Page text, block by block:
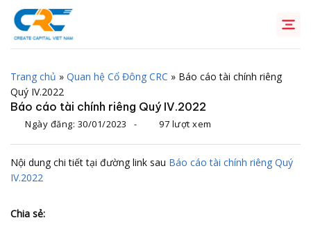
Chuyển
đến
dung
Trang chủ » Quan hệ Cổ Đông CRC » Báo cáo tài chính riêng
Quý IV.2022
Báo cáo tài chính riêng Quý IV.2022
Ngày đăng: 30/01/2023 - 97 lượt xem
Nội dung chi tiết tại đường link sau Báo cáo tài chính riêng Quý
IV.2022
Chia sẻ: